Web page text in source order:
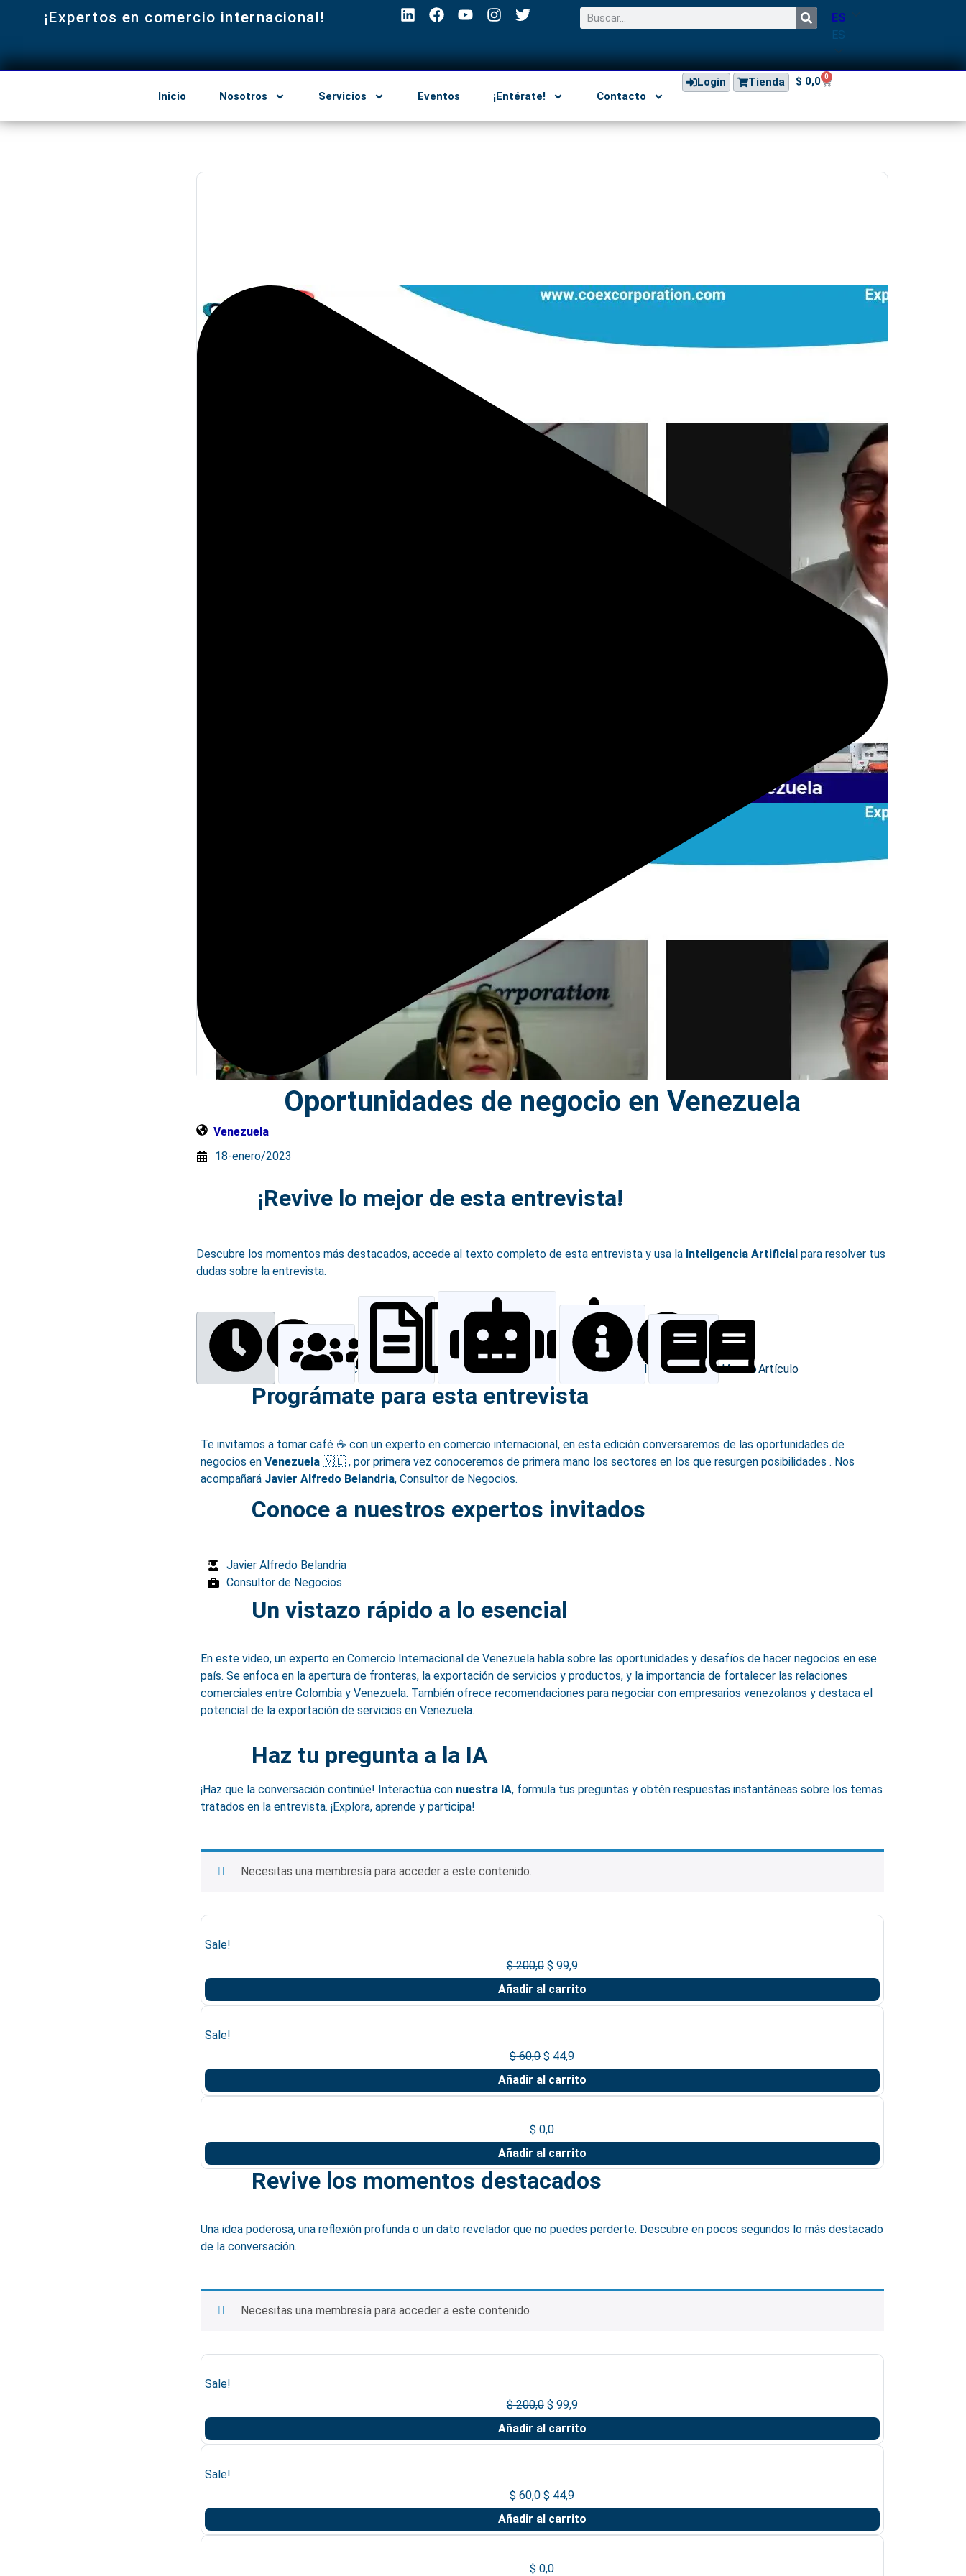
¡Expertos en comercio internacional!
ES
ES
Inicio Nosotros Servicios Eventos ¡Entérate! Contacto
Login Tienda $ 0,0 0
Oportunidades de negocio en Venezuela
Venezuela
18-enero/2023
¡Revive lo mejor de esta entrevista!
Descubre los momentos más destacados, accede al texto completo de esta entrevista y usa la Inteligencia Artificial para resolver tus
dudas sobre la entrevista.
Invitación Invitados Resumen Interactúa con IADestacadoArtículo
Prográmate para esta entrevista
Te invitamos a tomar café ☕️ con un experto en comercio internacional, en esta edición conversaremos de las oportunidades de
negocios en Venezuela🇻🇪 , por primera vez conoceremos de primera mano los sectores en los que resurgen posibilidades . Nos
acompañará Javier Alfredo Belandria, Consultor de Negocios.
Conoce a nuestros expertos invitados
Javier Alfredo Belandria
Consultor de Negocios
Un vistazo rápido a lo esencial
En este video, un experto en Comercio Internacional de Venezuela habla sobre las oportunidades y desafíos de hacer negocios en ese
país. Se enfoca en la apertura de fronteras, la exportación de servicios y productos, y la importancia de fortalecer las relaciones
comerciales entre Colombia y Venezuela. También ofrece recomendaciones para negociar con empresarios venezolanos y destaca el
potencial de la exportación de servicios en Venezuela.
Haz tu pregunta a la IA
¡Haz que la conversación continúe! Interactúa con nuestra IA, formula tus preguntas y obtén respuestas instantáneas sobre los temas
tratados en la entrevista. ¡Explora, aprende y participa!
Necesitas una membresía para acceder a este contenido.
Sale!
$200,0 $ 99,9
Añadir al carrito
Sale!
$60,0 $ 44,9
Añadir al carrito
$ 0,0
Añadir al carrito
Revive los momentos destacados
Una idea poderosa, una reflexión profunda o un dato revelador que no puedes perderte. Descubre en pocos segundos lo más destacado
de la conversación.
Necesitas una membresía para acceder a este contenido
Sale!
$200,0 $ 99,9
Añadir al carrito
Sale!
$60,0 $ 44,9
Añadir al carrito
$ 0,0